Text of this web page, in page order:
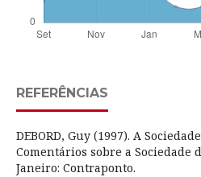
REFERÊNCIAS
DEBORD, Guy (1997). A
Comentários sobre a Sociedade
Janeiro: Contraponto.